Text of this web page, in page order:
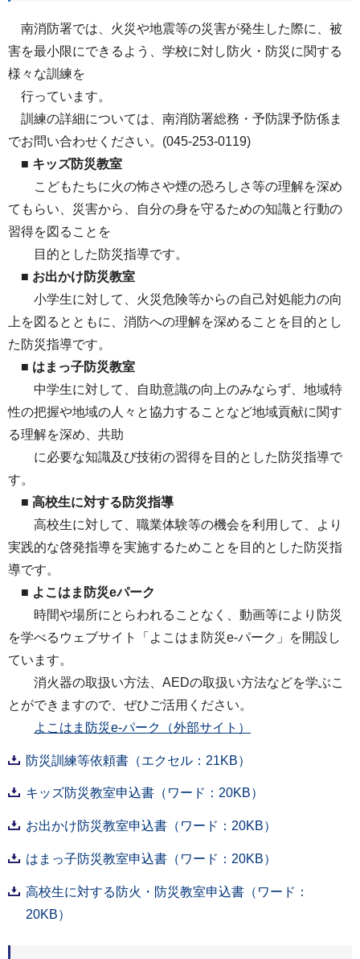
南消防署では、火災や地震等の災害が発生した際に、被
害を最小限にできるよう、学校に対し防火・防災に関する
様々な訓練を
行っています。
訓練の詳細については、南消防署総務・予防課予防係ま
でお問い合わせください。(045‐253‐0119)
■ キッズ防災教室
こどもたちに火の怖さや煙の恐ろしさ等の理解を深め
てもらい、災害から、自分の身を守るための知識と行動の
習得を図ることを
目的とした防災指導です。
■ お出かけ防災教室
小学生に対して、火災危険等からの自己対処能力の向
上を図るとともに、消防への理解を深めることを目的とし
た防災指導です。
■ はまっ子防災教室
中学生に対して、自助意識の向上のみならず、地域特
性の把握や地域の人々と協力することなど地域貢献に関す
る理解を深め、共助
に必要な知識及び技術の習得を目的とした防災指導で
す。
■ 高校生に対する防災指導
高校生に対して、職業体験等の機会を利用して、より
実践的な啓発指導を実施するためことを目的とした防災指
導です。
■ よこはま防災eパーク
時間や場所にとらわれることなく、動画等により防災
を学べるウェブサイト「よこはま防災e-パーク」を開設し
ています。
消火器の取扱い方法、AEDの取扱い方法などを学ぶこ
とができますので、ぜひご活用ください。
よこはま防災e-パーク（外部サイト）
防災訓練等依頼書（エクセル：21KB）
キッズ防災教室申込書（ワード：20KB）
お出かけ防災教室申込書（ワード：20KB）
はまっ子防災教室申込書（ワード：20KB）
高校生に対する防火・防災教室申込書（ワード：
20KB）